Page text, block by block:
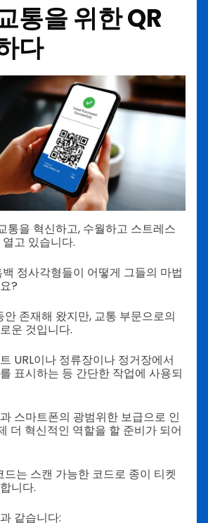
통을 위한 QR
다
통을 혁신하고, 수월하고 스트레스
고 있습니다.
정사각형들이 어떻게 그들의 마법
?
존재해 왔지만, 교통 부문으로의
운 것입니다.
URL이나 정류장이나 정거장에서
표시하는 등 간단한 작업에 사용되
스마트폰의 광범위한 보급으로 인
더 혁신적인 역할을 할 준비가 되어
드는 스캔 가능한 코드로 종이 티켓
니다.
같습니다: